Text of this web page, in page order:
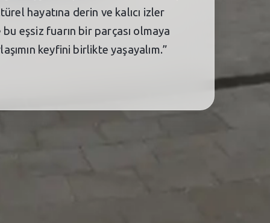
hayatına derin ve kalıcı izler
eşsiz fuarın bir parçası olmaya
keyfini birlikte yaşayalım.”